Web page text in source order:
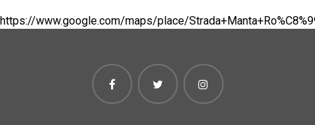
https://www.google.com/maps/place/